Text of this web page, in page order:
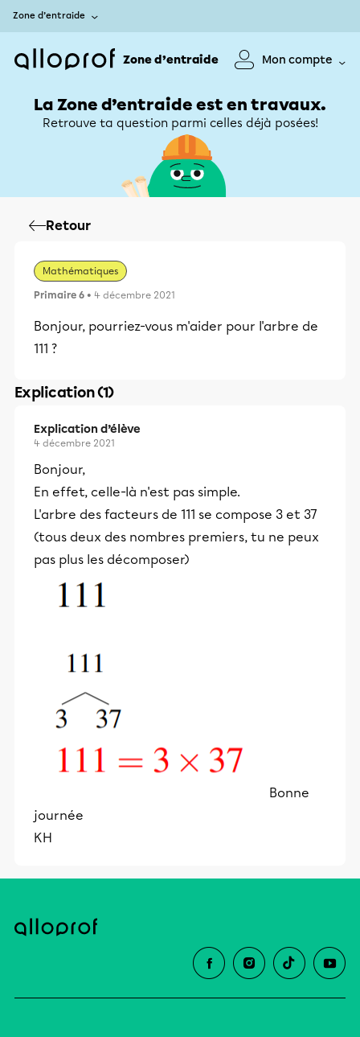
Zone d’entraide
Zone d’entraide Mon compte
La Zone d’entraide est en travaux.
Retrouve ta question parmi celles déjà posées!
Retour
Mathématiques
Primaire 6 • 4 décembre 2021
Bonjour, pourriez-vous m'aider pour l'arbre de
111 ?
Explication (1)
Explication d’élève
4 décembre 2021
Bonjour,
En effet, celle-là n'est pas simple.
L'arbre des facteurs de 111 se compose 3 et 37
(tous deux des nombres premiers, tu ne peux
pas plus les décomposer)
Bonne
journée
KH